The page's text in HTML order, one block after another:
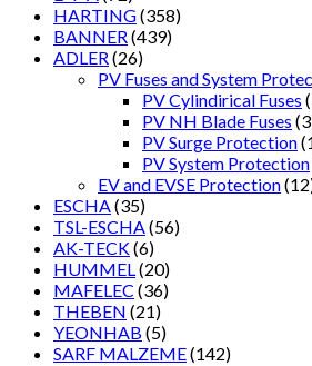
HARTING(358)
BANNER(439)
ADLER(26)
PV Fuses and System
PV Cylindirical Fuses
PV NH Blade Fuses
PV Surge Protection
PV System Protection
EV and EVSE Protection
ESCHA(35)
TSL-ESCHA(56)
AK-TECK(6)
HUMMEL(20)
MAFELEC (36)
THEBEN (21)
YEONHAB (5)
SARF MALZEME(142)